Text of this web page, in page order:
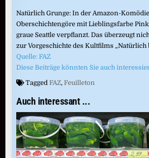
Natürlich Grunge: In der Amazon-
Oberschichtengöre mit Lieblingsfarbe
graue Seattle verpflanzt. Das überzeugt
zur Vorgeschichte des Kultfilms „Natürlich
Quelle: FAZ
Diese Beiträge könnten Sie auch
TaggedFAZ,Feuilleton
Auch interessant ...